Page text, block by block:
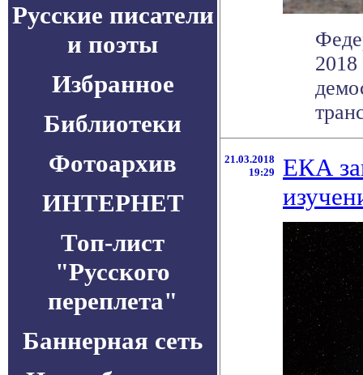
Русские писатели
и поэты
Избранное
Библиотеки
Фотоархив
ИНТЕРНЕТ
Топ-лист
"Русского
переплета"
Баннерная сеть
2018
21.03.2018
19:29
ЕКА